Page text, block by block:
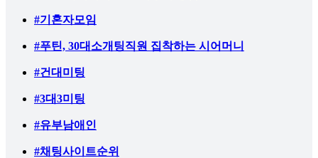
#기혼자모임
#푸틴, 30대소개팅직원 집착하는 시어머니
#건대미팅
#3대3미팅
#유부남애인
#채팅사이트순위